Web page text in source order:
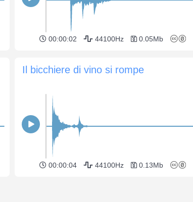
00:00:02 44100Hz 0.05Mb
Il bicchiere di vino si rompe
00:00:04 44100Hz 0.13Mb